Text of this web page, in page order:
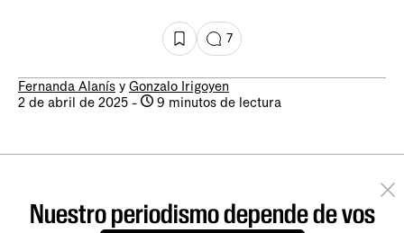
7
Fernanda Alanís y Gonzalo Irigoyen
2 de abril de 2025 - 9 minutos de lectura
Nuestro periodismo depende de vos